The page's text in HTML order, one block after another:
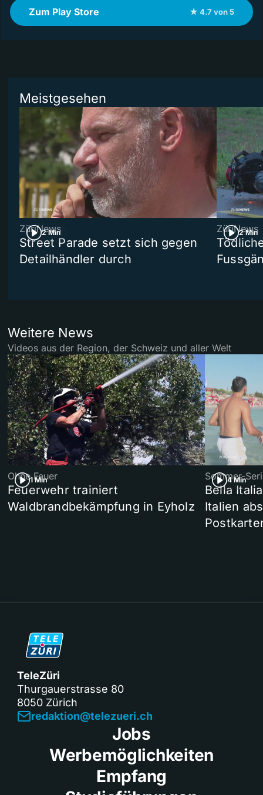
Zum Play Store ★ 4.7 von 5
Meistgesehen
2 Min
ZüriNews
Street Parade setzt sich gegen
Detailhändler durch
2 Min
ZüriNews
Weitere News
Videos aus der Region, der Schweiz und aller Welt
1 Min
Ohne Feuer
Feuerwehr trainiert
Waldbrandbekämpfung in Eyholz
4 Min
Sommer-
Bella
Italien
TeleZüri
Thurgauerstrasse 80
8050 Zürich
redaktion@telezueri.ch
Jobs
Werbemöglichkeiten
Empfang